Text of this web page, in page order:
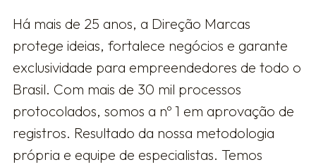
Há mais de 25 anos, a Direção Marcas
protege ideias, fortalece negócios e garante
exclusividade para empreendedores de todo o
Brasil. Com mais de 30 mil processos
protocolados, somos a nº 1 em aprovação de
registros. Resultado da nossa metodologia
própria e equipe de especialistas. Temos